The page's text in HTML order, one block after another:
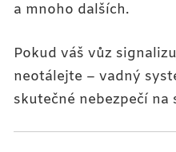
a mnoho dalších.
Pokud váš vůz
neotálejte – vadný
skutečné nebezpečí na